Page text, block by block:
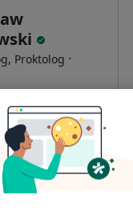
Proktolog ·
opinii